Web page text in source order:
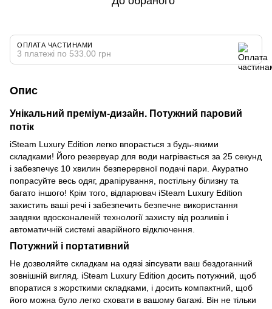
ОПЛАТА ЧАСТИНАМИ
3 платежі по 533.00 грн
Опис
Унікальний преміум-дизайн. Потужний паровий
потік
iSteam Luxury Edition легко впорається з будь-якими
складками! Його резервуар для води нагрівається за 25 секунд
і забезпечує 10 хвилин безперервної подачі пари. Акуратно
попрасуйте весь одяг, драпірування, постільну білизну та
багато іншого! Крім того, відпарювач iSteam Luxury Edition
захистить ваші речі і забезпечить безпечне використання
завдяки вдосконаленій технології захисту від розливів і
автоматичній системі аварійного відключення.
Потужний і портативний
Не дозволяйте складкам на одязі зіпсувати ваш бездоганний
зовнішній вигляд. iSteam Luxury Edition досить потужний, щоб
впоратися з жорсткими складками, і досить компактний, щоб
його можна було легко сховати в вашому багажі. Він не тільки